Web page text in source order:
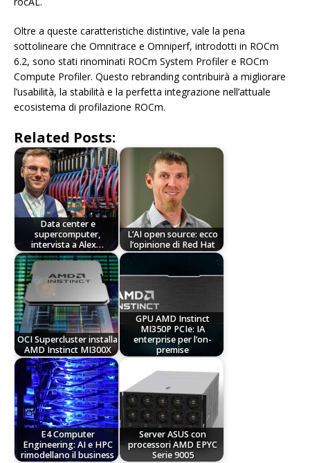
Oltre a queste caratteristiche distintive, vale la pena
sottolineare che Omnitrace e Omniperf, introdotti in ROCm
6.2, sono stati rinominati ROCm System Profiler e ROCm
Compute Profiler. Questo rebranding contribuirà a migliorare
l’usabilità, la stabilità e la perfetta integrazione nell’attuale
ecosistema di profilazione ROCm.
Related Posts:
Data center e
supercomputer,
intervista a Alex…
L’AI open source: ecco
l’opinione di Red Hat
OCI Supercluster installa
AMD Instinct MI300X
GPU AMD Instinct
MI350P PCIe: IA
enterprise per l’on-
premise
E4 Computer
Engineering: AI e HPC
rimodellano il business
Server ASUS con
processori AMD EPYC
Serie 9005